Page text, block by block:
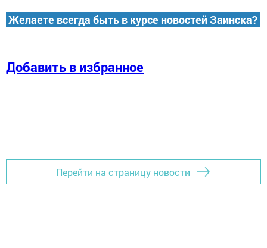
Желаете всегда быть в курсе новостей Заинска?
Добавить в избранное
Перейти на страницу новости